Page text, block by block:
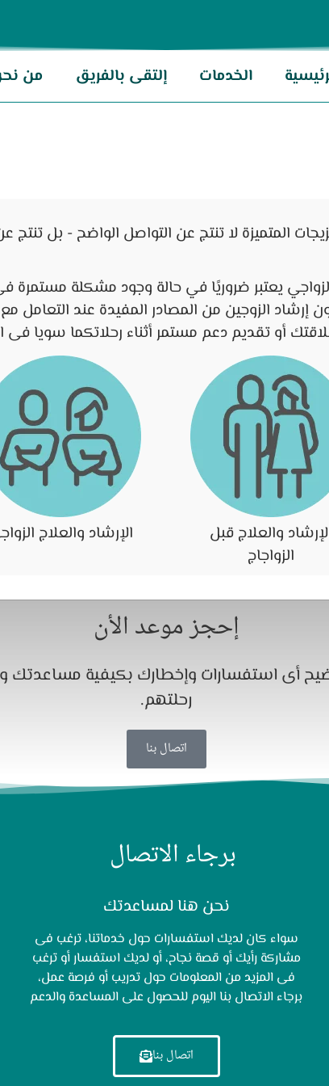
الخدمات إلتقى بالفريق من
المتميزة لا تنتج عن التواصل الواضح - بل
يعتبر ضروريًا في حالة وجود مشكلة مستمرة
إرشاد الزوجين من المصادر المفيدة عند
أو تقديم دعم مستمر أثناء رحلاتكما سويا فى
والعلاج قبل
الزواجاج
الإرشاد والعلاج
إحجز موعد الأن
أى استفسارات وإخطارك بكيفية
رحلتهم.
اتصال بنا
برجاء الاتصال
نحن هنا لمساعدتك
سواء كان لديك استفسارات حول خدماتنا، ترغب فى
مشاركة رأيك أو قصة نجاح، أو لديك استفسار أو ترغب
فى المزيد من المعلومات حول تدريب أو فرصة عمل،
برجاء الاتصال بنا اليوم للحصول على المساعدة والدعم
اتصال بنا